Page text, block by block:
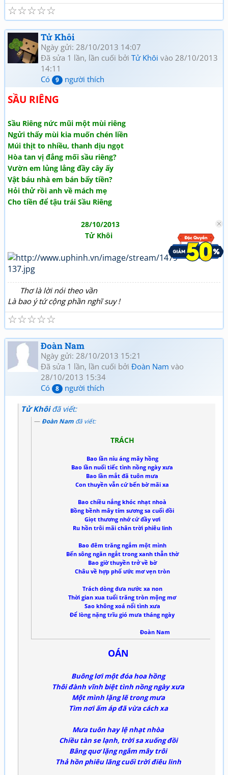
☆
☆
☆
☆
☆
Tử Khôi
Ngày gửi: 28/10/2013 14:07
Đã sửa 1 lần, lần cuối bởi Tử Khôi vào 28/10/2013
14:11
Có
9 người thích
SẦU RIÊNG
Sầu Riêng nức mũi một mùi riêng
Ngửi thấy mùi kia muốn chén liền
Múi thịt to nhiều, thanh dịu ngọt
Hòa tan vị đắng mối sầu riêng?
Vườn em lủng lẳng đầy cây ấy
Vật báu nhà em bán bấy tiền?
Hỏi thử rồi anh về mách mẹ
Cho tiền để tậu trái Sầu Riêng
28/10/2013
Tử Khôi
Thơ là lời nói theo vần
Là bao ý tứ cộng phần nghĩ suy !
☆
☆
☆
☆
☆
Đoàn Nam
Ngày gửi: 28/10/2013 15:21
Đã sửa 1 lần, lần cuối bởi Đoàn Nam vào
28/10/2013 15:34
Có
8 người thích
Tử Khôiđã viết:
Đoàn Nam đã viết:
TRÁCH
Bao lần níu áng mây hồng
Bao lần nuối tiếc tình nồng ngày xưa
Bao lần mắt đã tuôn mưa
Con thuyền vẫn cứ bến bờ mãi xa
Bao chiều nắng khóc nhạt nhoà
Bồng bềnh mây tím sương sa cuối đồi
Giọt thương nhớ cứ đầy vơi
Ru hồn trôi mãi chân trời phiêu linh
Bao đêm trăng ngắm một mình
Bến sông ngăn ngắt trong xanh thẫn thờ
Bao giờ thuyền trở về bờ
Châu về hợp phố ước mơ vẹn tròn
Trách dòng đưa nước xa non
Thời gian xua tuổi trăng tròn mộng mơ
Sao không xoá nổi tình xưa
Để lòng nặng trĩu gió mưa tháng ngày
Đoàn Nam
OÁN
Buông lơi một đóa hoa hồng
Thôi đành vĩnh biệt tình nồng ngày xưa
Một mình lặng lẽ trong mưa
Tìm nơi ấm áp đã vừa cách xa
Mưa tuôn hay lệ nhạt nhòa
Chiều tàn se lạnh, trời sa xuống đồi
Bâng quơ lặng ngắm mây trôi
Thả hồn phiêu lãng cuối trời điêu linh